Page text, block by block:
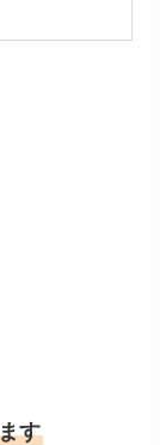
す